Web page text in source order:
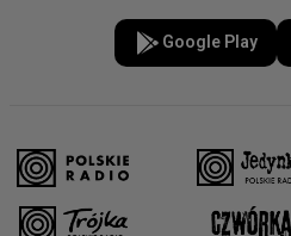
Google Play